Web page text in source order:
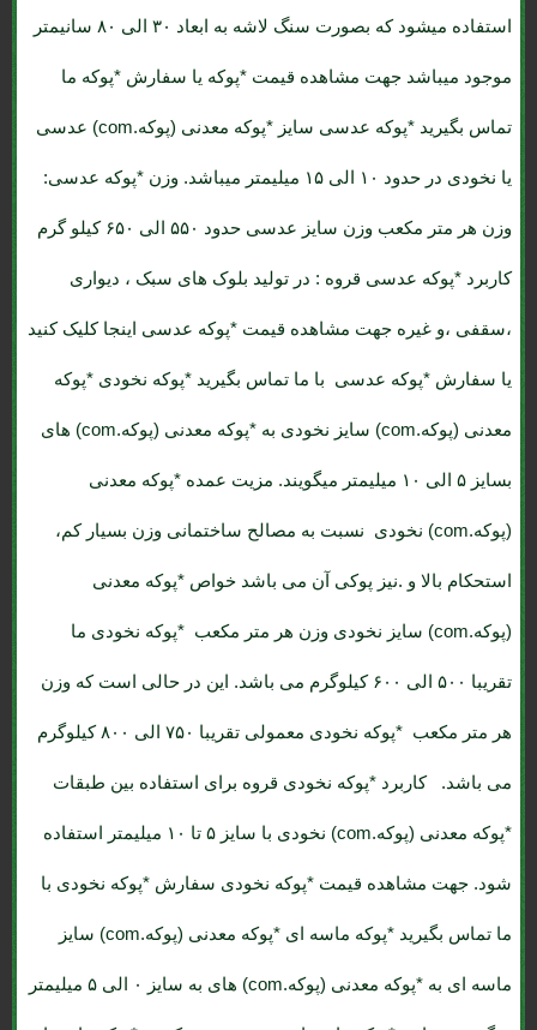
استفاده میشود که بصورت سنگ لاشه به ابعاد ۳۰ الی ۸۰ سانیمتر
موجود میباشد جهت مشاهده قیمت *پوکه یا سفارش *پوکه ما
تماس بگیرید *پوکه عدسی سایز *پوکه معدنی (پوکه.com) عدسی
یا نخودی در حدود ۱۰ الی ۱۵ میلیمتر میباشد. وزن *پوکه عدسی:
وزن هر متر مکعب وزن سایز عدسی حدود ۵۵۰ الی ۶۵۰ کیلو گرم
کاربرد *پوکه عدسی قروه : در تولید بلوک های سبک ، دیواری
،سقفی ،و غیره جهت مشاهده قیمت *پوکه عدسی اینجا کلیک کنید
یا سفارش *پوکه عدسی با ما تماس بگیرید *پوکه نخودی *پوکه
معدنی (پوکه.com) سایز نخودی به *پوکه معدنی (پوکه.com) های
بسایز ۵ الی ۱۰ میلیمتر میگویند. مزیت عمده *پوکه معدنی
(پوکه.com) نخودی نسبت به مصالح ساختمانی وزن بسیار کم،
استحکام بالا و .نیز پوکی آن می باشد خواص *پوکه معدنی
(پوکه.com) سایز نخودی وزن هر متر مکعب *پوکه نخودی ما
تقریبا ۵۰۰ الی ۶۰۰ کیلوگرم می باشد. این در حالی است که وزن
هر متر مکعب *پوکه نخودی معمولی تقریبا ۷۵۰ الی ۸۰۰ کیلوگرم
می باشد. کاربرد *پوکه نخودی قروه برای استفاده بین طبقات
*پوکه معدنی (پوکه.com) نخودی با سایز ۵ تا ۱۰ میلیمتر استفاده
شود. جهت مشاهده قیمت *پوکه نخودی سفارش *پوکه نخودی با
ما تماس بگیرید *پوکه ماسه ای *پوکه معدنی (پوکه.com) سایز
ماسه ای به *پوکه معدنی (پوکه.com) های به سایز ۰ الی ۵ میلیمتر